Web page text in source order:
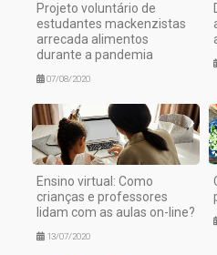
Projeto voluntário de
estudantes mackenzistas
arrecada alimentos
durante a pandemia
07/08/2020
Ensino virtual: Como
crianças e professores
lidam com as aulas on-line?
13/07/2020